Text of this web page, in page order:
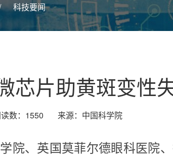
科技要闻
芯片助黄斑变性
数：1550 来源：中国科学院
院、英国莫菲尔德眼科医院